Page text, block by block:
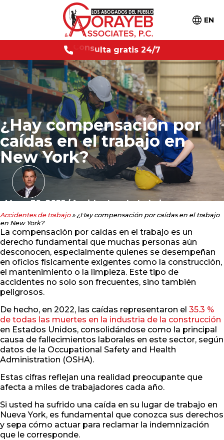
EN
C onsulta grati
s 24 /7
¿Hay compensación por
caídas en el trabajo en
New York?
Mayo 30, 2025/Accidentes de trabajo
Accidentes de trabajo» ¿Hay compensación por caídas en el trabajo
en New York?
La compensación por caídas en el trabajo es un
derecho fundamental que muchas personas aún
desconocen, especialmente quienes se desempeñan
en oficios físicamente exigentes como la construcción,
el mantenimiento o la limpieza. Este tipo de
accidentes no solo son frecuentes, sino también
peligrosos.
De hecho, en 2022, las caídas representaron el 35.3 %
de todas las muertes en la industria de la construcción
en Estados Unidos, consolidándose como la principal
causa de fallecimientos laborales en este sector, según
datos de la Occupational Safety and Health
Administration (OSHA).
Estas cifras reflejan una realidad preocupante que
afecta a miles de trabajadores cada año.
Si usted ha sufrido una caída en su lugar de trabajo en
Nueva York, es fundamental que conozca sus derechos
y sepa cómo actuar para reclamar la indemnización
que le corresponde.